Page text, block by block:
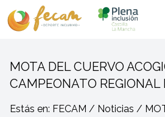
MOTA DEL CUERVO
CAMPEONATO REGIONAL
Estás en: FECAM / Noticias /